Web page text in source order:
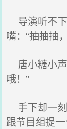
导演听不
嘴：“抽抽抽
唐小糖小声
哦！”
手下却一
跟节目组提一